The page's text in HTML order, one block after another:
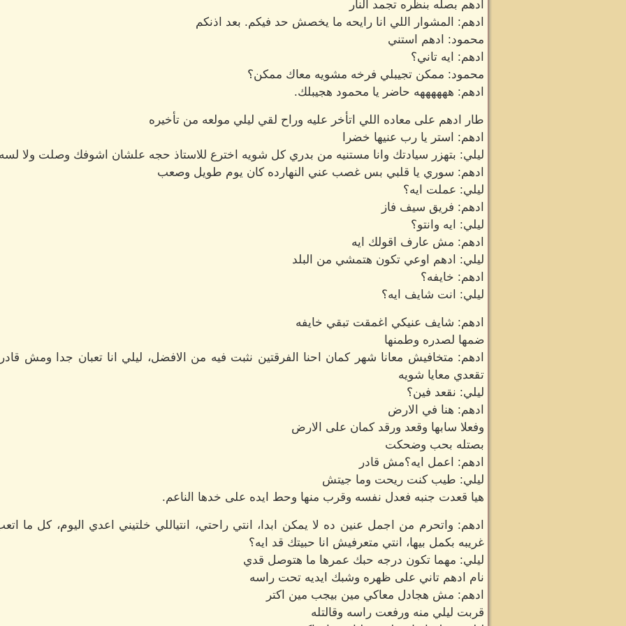
ادهم بصله بنظره تجمد النار
ادهم: المشوار اللي انا رايحه ما يخصش حد فيكم. بعد اذنكم
محمود: ادهم استني
ادهم: ايه تاني؟
محمود: ممكن تجيبلي فرخه مشويه معاك ممكن؟
ادهم: ههههههه حاضر يا محمود هجيبلك.
طار ادهم على معاده اللي اتأخر عليه وراح لقي ليلي مولعه من تأخيره
ادهم: استر يا رب عنيها خضرا
ليلي: بتهزر سيادتك وانا مستنيه من بدري كل شويه اخترع للاستاذ حجه علشان اشوفك وصلت ولا
ادهم: سوري يا قلبي بس غصب عني النهارده كان يوم طويل وصعب
ليلي: عملت ايه؟
ادهم: فريق سيف فاز
ليلي: ايه وانتو؟
ادهم: مش عارف اقولك ايه
ليلي: ادهم اوعي تكون هتمشي من البلد
ادهم: خايفه؟
ليلي: انت شايف ايه؟
ادهم: شايف عنيكي اغمقت تبقي خايفه
ضمها لصدره وطمنها
ادهم: متخافيش معانا شهر كمان احنا الفرقتين نثبت فيه من الافضل، ليلي انا تعبان جدا
تقعدي معايا شويه
ليلي: نقعد فين؟
ادهم: هنا في الارض
وفعلا سابها وقعد ورقد كمان على الارض
بصتله بحب وضحكت
ادهم: اعمل ايه؟مش قادر
ليلي: طيب كنت ريحت وما جيتش
هيا قعدت جنبه فعدل نفسه وقرب منها وحط ايده على خدها الناعم.
ادهم: واتحرم من اجمل عنين ده لا يمكن ابدا، انتي راحتي، انتياللي خلتيني اعدي اليوم، كل ما
غريبه بكمل بيها، انتي متعرفيش انا حبيتك قد ايه؟
ليلي: مهما تكون درجه حبك عمرها ما هتوصل قدي
نام ادهم تاني على ظهره وشبك ايديه تحت راسه
ادهم: مش هجادل معاكي مين بيجب مين اكتر
قربت ليلي منه ورفعت راسه وقالتله